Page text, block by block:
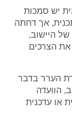
יש סמכות
אך דחתה
של היישוב,
את הצרכים
הערר בדבר
הוועדה
או עדכנית